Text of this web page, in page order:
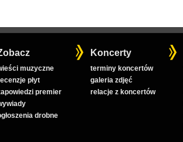
muzyczne
płyt
premier
drobne
Koncerty
terminy koncertów
galeria zdjęć
relacje z koncertów